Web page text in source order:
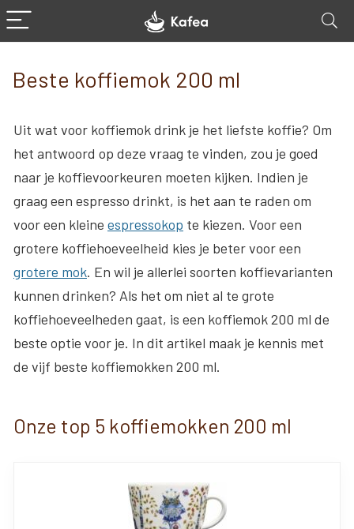
Beste koffiemok 200 ml
Uit wat voor koffiemok drink je het liefste koffie? Om
het antwoord op deze vraag te vinden, zou je goed
naar je koffievoorkeuren moeten kijken. Indien je
graag een espresso drinkt, is het aan te raden om
voor een kleine espressokop te kiezen. Voor een
grotere koffiehoeveelheid kies je beter voor een
grotere mok. En wil je allerlei soorten koffievarianten
kunnen drinken? Als het om niet al te grote
koffiehoeveelheden gaat, is een koffiemok 200 ml de
beste optie voor je. In dit artikel maak je kennis met
de vijf beste koffiemokken 200 ml.
Onze top 5 koffiemokken 200 ml